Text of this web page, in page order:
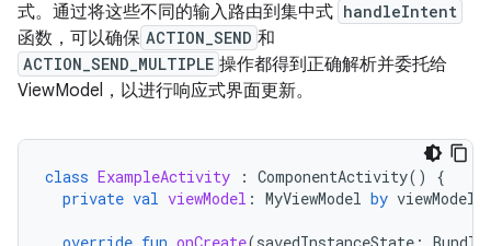
式。通过将这些不同的输入路由到集中式 handleIntent
函数，可以确保 ACTION_SEND 和
ACTION_SEND_MULTIPLE 操作都得到正确解析并委托给
ViewModel，以进行响应式界面更新。
class ExampleActivity : ComponentActivity()
{
private val viewModel : MyViewModel by viewModels